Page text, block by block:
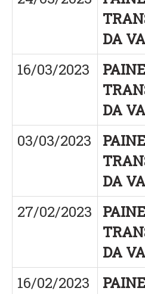
DA
16/03/2023
DA
03/03/2023
DA
27/02/2023
DA
16/02/2023